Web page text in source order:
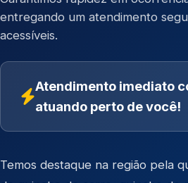
entregando um atendimento
acessíveis.
Atendimento imediato
atuando perto de você!
Temos destaque na região pela